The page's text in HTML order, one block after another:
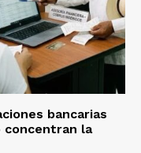
bancarias
concentran la